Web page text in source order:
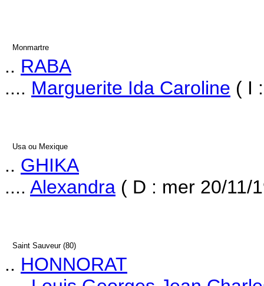
Monmartre
.. RABA
.... Marguerite Ida Caroline ( I
Usa ou Mexique
.. GHIKA
.... Alexandra ( D : mer 20/11/
Saint Sauveur (80)
.. HONNORAT